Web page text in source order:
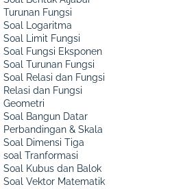
Turunan Fungsi
Soal Logaritma
Soal Limit Fungsi
Soal Fungsi Eksponen
Soal Turunan Fungsi
Soal Relasi dan Fungsi
Relasi dan Fungsi
Geometri
Soal Bangun Datar
Perbandingan & Skala
Soal Dimensi Tiga
soal Tranformasi
Soal Kubus dan Balok
Soal Vektor Matematik